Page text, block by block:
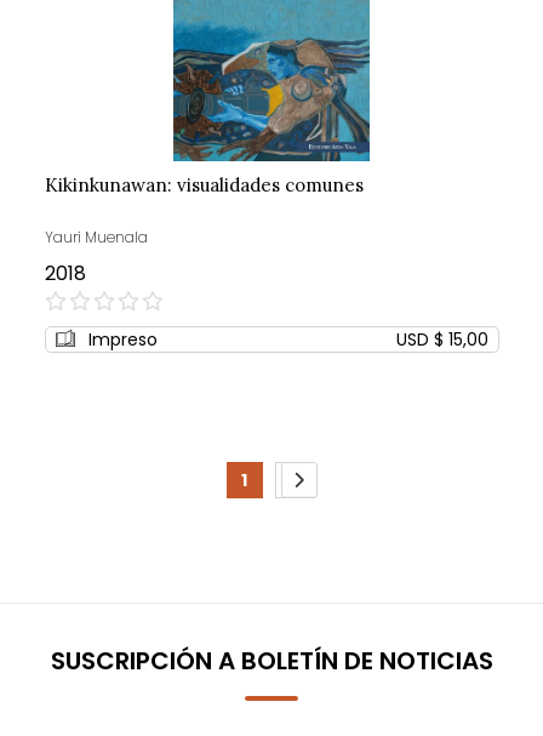
Kikinkunawan: visualidades comunes
Yauri Muenala
2018
0%
Impreso USD $ 15,00
Page
You're
page
1
Page
2
Page
Siguiente
SUSCRIPCIÓN A BOLETÍN DE NOTICIAS